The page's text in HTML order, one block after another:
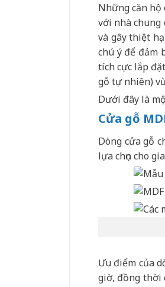
Những căn hộ
với nhà chung
và gây thiệt
chú ý để đảm
tích cực lắp
gỗ tự nhiên)
Dưới đây là
Cửa gỗ
Dòng cửa gỗ
lựa chọn cho
Ưu điểm của
giờ, đồng thời